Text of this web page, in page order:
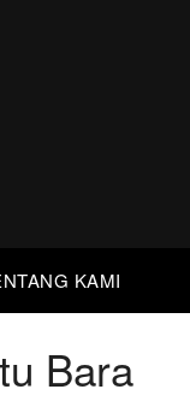
KAMI
Bara